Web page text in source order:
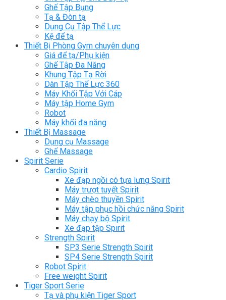
Ghế Tập Bụng
Tạ & Đòn tạ
Dụng Cụ Tập Thể Lực
Kệ để tạ
Thiết Bị Phòng Gym chuyên dụng
Giá để tạ/Phụ kiện
Ghế Tập Đa Năng
Khung Tập Tạ Rời
Dàn Tập Thể Lực 360
Máy Khối Tập Với Cáp
Máy tập Home Gym
Robot
Máy khối đa năng
Thiết Bị Massage
Dụng cụ Massage
Ghế Massage
Spirit Serie
Cardio Spirit
Xe đạp ngồi có tựa lưng Spirit
Máy trượt tuyết Spirit
Máy chèo thuyền Spirit
Máy tập phục hồi chức năng Spirit
Máy chạy bộ Spirit
Xe đạp tập Spirit
Strength Spirit
SP3 Serie Strength Spirit
SP4 Serie Strength Spirit
Robot Spirit
Free weight Spirit
Tiger Sport Serie
Tạ và phụ kiện Tiger Sport